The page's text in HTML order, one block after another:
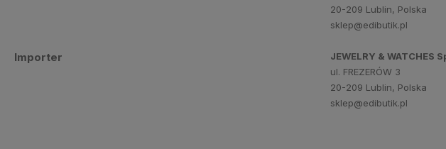
20-209 Lublin, Polska
sklep@edibutik.pl
Importer
JEWELRY & WATCHES
ul. FREZERÓW 3
20-209 Lublin, Polska
sklep@edibutik.pl